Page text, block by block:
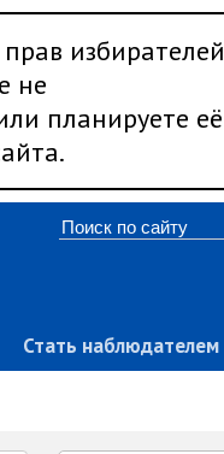
избирателей
не
планируете её
Стать наблюдателем